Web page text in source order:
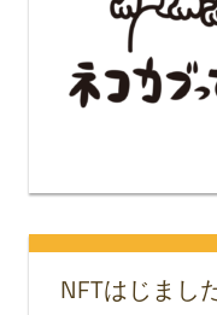
NFTはじまし